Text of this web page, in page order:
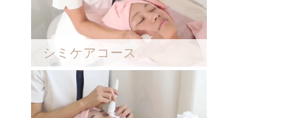
シミケアコース